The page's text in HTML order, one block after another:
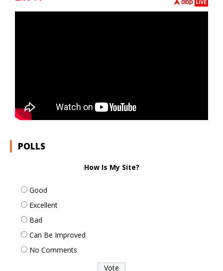
POLLS
How Is My Site?
Good
Excellent
Bad
Can Be Improved
No Comments